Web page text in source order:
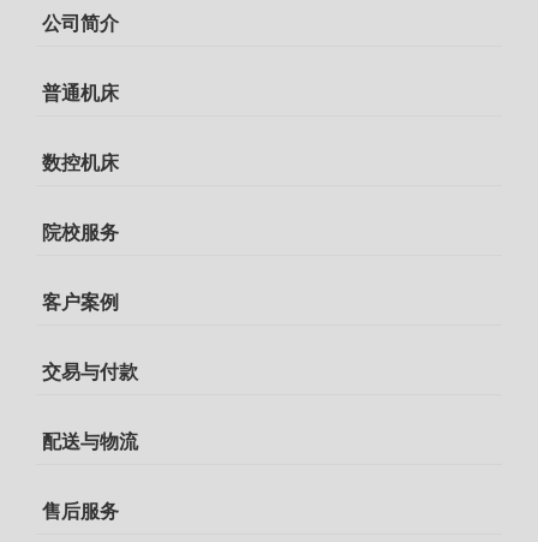
公司简介
普通机床
数控机床
院校服务
客户案例
交易与付款
配送与物流
售后服务